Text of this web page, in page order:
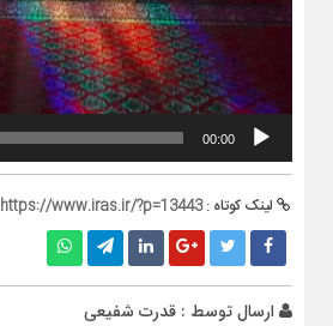
00:00
لینک کوتاه :https://www.iras.ir/?p=13443
ارسال توسط : قدرت شفیعی